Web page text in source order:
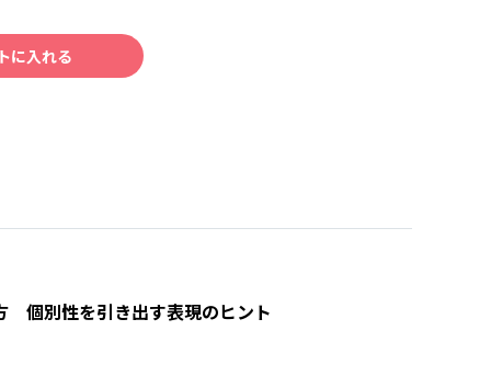
に入れる
個別性を引き出す表現のヒント